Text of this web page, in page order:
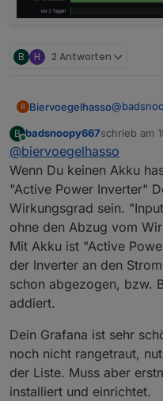
der
Erzeugung
B H 2 Antworten
B Biervoegelhasso@
Power".
keine
261-299
Ich werte
super.
B
Online
badsnoopy667schrieb am
zuletzt
@biervoegelhasso
Wenn Du keinen Akku
"Active Power Inverter"
Wirkungsgrad sein.
ohne den Abzug vom
Mit Akku ist "Active
der Inverter an den
schon abgezogen, bzw.
addiert.
Dein Grafana ist sehr
noch nicht rangetraut,
der Liste. Muss aber
installiert und einrichtet.